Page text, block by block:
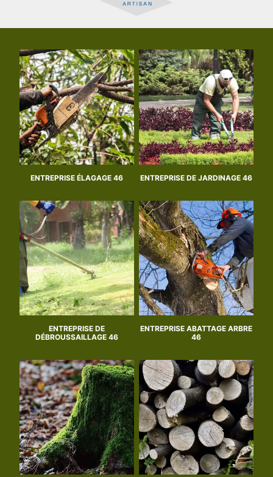
ENTREPRISE ÉLAGAGE 46 ENTREPRISE DE JARDINAGE 46
ENTREPRISE DE
DÉBROUSSAILLAGE 46
ENTREPRISE ABATTAGE ARBRE
46